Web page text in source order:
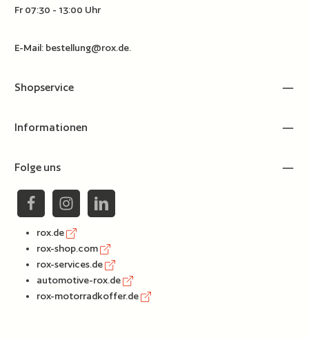
Fr 07:30 - 13:00 Uhr
E-Mail: bestellung@rox.de.
Shopservice
Informationen
Folge uns
rox.de
rox-shop.com
rox-services.de
automotive-rox.de
rox-motorradkoffer.de